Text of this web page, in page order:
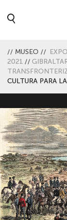
// MUSEO //
2021 //
CULTURA PARA